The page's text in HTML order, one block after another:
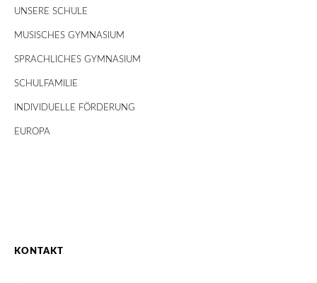
UNSERE SCHULE
MUSISCHES GYMNASIUM
SPRACHLICHES GYMNASIUM
SCHULFAMILIE
INDIVIDUELLE FÖRDERUNG
EUROPA
KONTAKT